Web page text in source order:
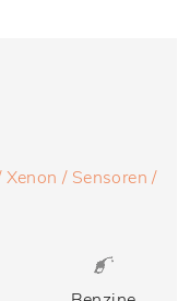
/ Sensoren /